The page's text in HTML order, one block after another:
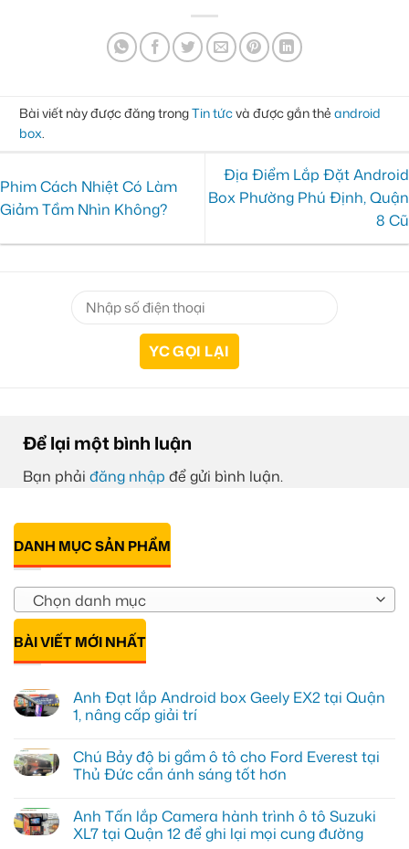
Bài viết này được đăng trongTin tứcvà được gắn thẻ android
box
Phim Cách Nhiệt Có Làm
Giảm Tầm Nhìn Không?
Địa Điểm Lắp Đặt Android
Box Phường Phú Định, Quận
8 Cũ
Để lại một bình luận
Bạn phải đăng nhập để gửi bình luận.
DANH MỤC SẢN PHẨM
Chọn danh mục
BÀI VIẾT MỚI NHẤT
Anh Đạt lắp Android box Geely EX2 tại Quận
1, nâng cấp giải trí
bình
luận
ở
lắp
Android
box
Chú Bảy độ bi gầm ô tô cho Ford Everest tại
Thủ Đức cần ánh sáng tốt hơn
bình
luận
ở
Anh Tấn lắp Camera hành trình ô tô Suzuki
XL7 tại Quận 12 để ghi lại mọi cung đường